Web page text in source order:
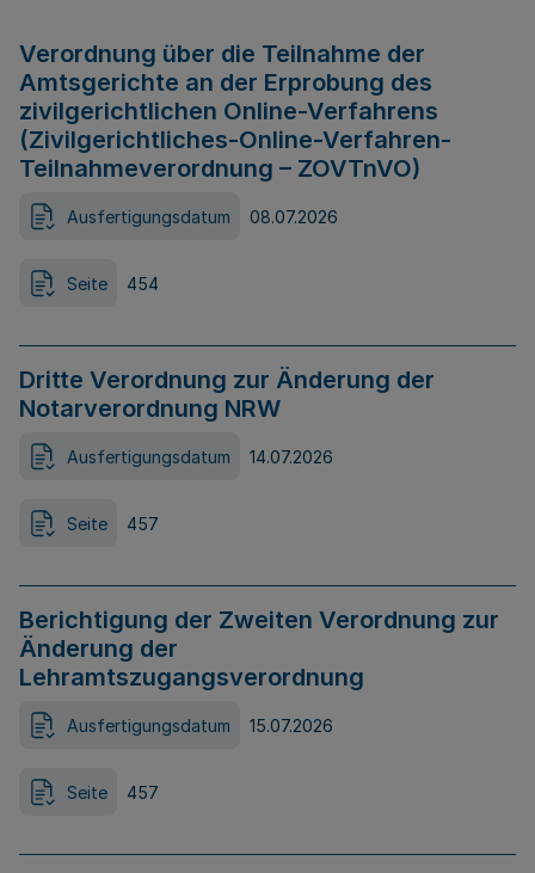
Verordnung über die Teilnahme der
Amtsgerichte an der Erprobung des
zivilgerichtlichen Online-Verfahrens
(Zivilgerichtliches-Online-Verfahren-
Teilnahmeverordnung – ZOVTnVO)
Ausfertigungsdatum 08.07.2026
Seite 454
Dritte Verordnung zur Änderung der
Notarverordnung NRW
Ausfertigungsdatum 14.07.2026
Seite 457
Berichtigung der Zweiten Verordnung zur
Änderung der
Lehramtszugangsverordnung
Ausfertigungsdatum 15.07.2026
Seite 457